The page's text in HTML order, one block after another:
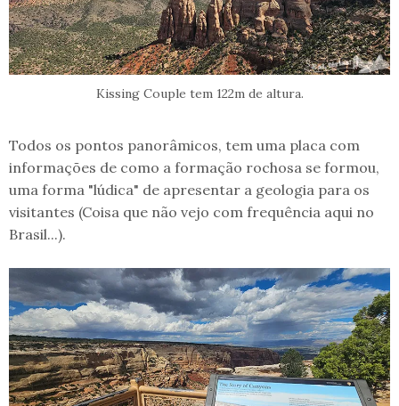
Kissing Couple tem 122m de altura.
Todos os pontos panorâmicos, tem uma placa com
informações de como a formação rochosa se formou,
uma forma "lúdica" de apresentar a geologia para os
visitantes (Coisa que não vejo com frequência aqui no
Brasil...).